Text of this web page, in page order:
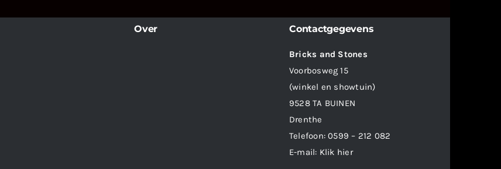
Over Contactgegevens
Bricks and Stones
Voorbosweg 15
(winkel en showtuin)
9528 TA BUINEN
Drenthe
Telefoon:0599 – 212 082
E-mail: Klik hier